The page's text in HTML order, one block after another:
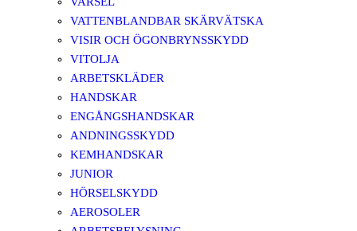
VATTENBLANDBAR SKÄRVÄTSKA
VISIR OCH ÖGONBRYNSSKYDD
VITOLJA
ARBETSKLÄDER
HANDSKAR
ENGÅNGSHANDSKAR
ANDNINGSSKYDD
KEMHANDSKAR
JUNIOR
HÖRSELSKYDD
AEROSOLER